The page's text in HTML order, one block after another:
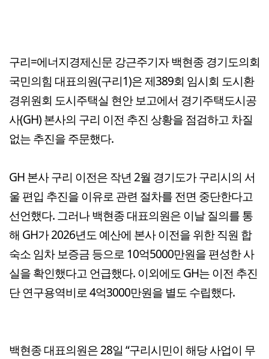
구리=에너지경제신문 강근주기자 백현종 경기도의회
국민의힘 대표의원(구리1)은 제389회 임시회 도시환
경위원회 도시주택실 현안 보고에서 경기주택도시공
사(GH) 본사의 구리 이전 추진 상황을 점검하고 차질
없는 추진을 주문했다.
GH 본사 구리 이전은 작년 2월 경기도가 구리시의 서
울 편입 추진을 이유로 관련 절차를 전면 중단한다고
선언했다. 그러나 백현종 대표의원은 이날 질의를 통
해 GH가 2026년도 예산에 본사 이전을 위한 직원 합
숙소 임차 보증금 등으로 10억5000만원을 편성한 사
실을 확인했다고 언급했다. 이외에도 GH는 이전 추진
단 연구용역비로 4억3000만원을 별도 수립했다.
백현종 대표의원은 28일 “구리시민이 해당 사업이 무